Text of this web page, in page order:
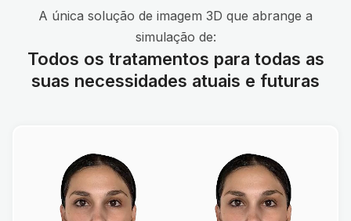
A única solução de imagem 3D que abrange a
simulação de:
Todos os tratamentos para todas as
suas necessidades atuais e futuras